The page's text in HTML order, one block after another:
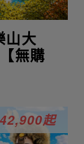
山大
無購
起